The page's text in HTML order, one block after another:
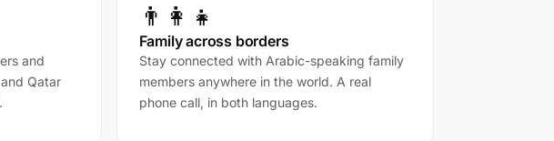
and
Qatar
👨‍👩‍👧
Family across borders
Stay connected with Arabic-speaking family
members anywhere in the world. A real
phone call, in both languages.